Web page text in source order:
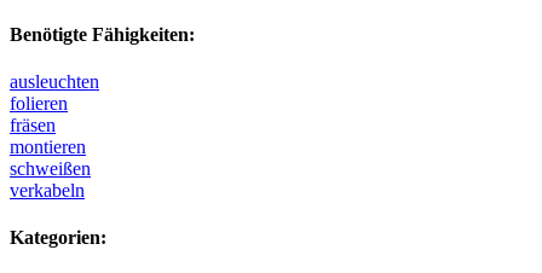
Benötigte Fähigkeiten:
ausleuchten
folieren
fräsen
montieren
schweißen
verkabeln
Kategorien: